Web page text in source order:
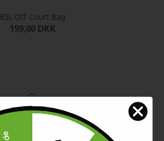
RSL Off Court Bag
199,00 DKK